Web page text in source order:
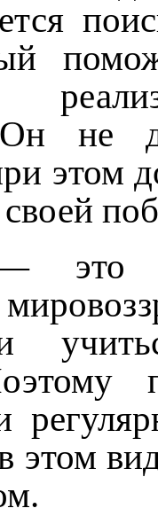
не
этом
это
этом